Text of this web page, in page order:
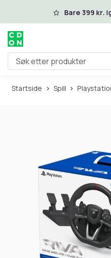
Hopp til hovedinnhold
Bare 399 kr.
Søk etter produkter
Startside Spill